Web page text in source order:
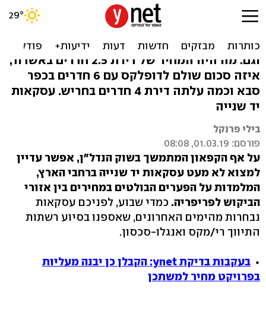
איפה נמכרה דירת 5 חדרים
וגם: מה היה המחיר של דירת 2.5 חדרים באשדוד,
איזה סכום שולם לדופלקס עם 6 חדרים בכפר
סבא וכמה עלתה דירת 4 חדרים בחריש. עסקאות
יד שנייה
בילי פרנקל
פורסם: 01.03.19, 08:08
על אף הקפאון המתמשך בשוק הנדל"ן, אפשר עדיין
למצוא לא מעט עסקאות יד שנייה ברחבי הארץ,
המלמדות על הפערים הבולטים במחירים בין אזורי
הביקוש לפריפריה. כמדי שבוע, לפניכם עסקאות
נבחרות מהימים האחרונים, שאספנו בסיוע רשתות
התיווך רי/מקס ואנגלו-סכסון.
בעקבות בדיקת ynet: הקבלן כן יבנה מעליות
בפרויקט מחיר למשתכן